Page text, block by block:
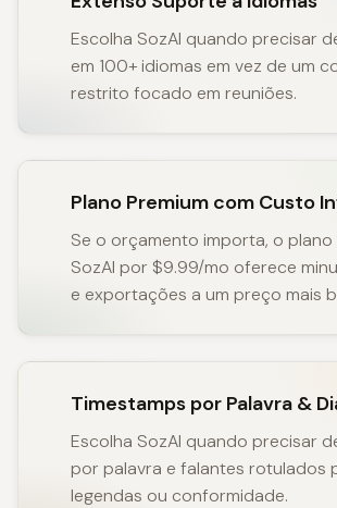
Escolha SozAI quando precisar
em 100+ idiomas em vez de um
restrito focado em reuniões.
Plano Premium com Custo
Se o orçamento importa, o plano
SozAI por $9.99/mo oferece
e exportações a um preço mais
Timestamps por Palavra &
Escolha SozAI quando precisar
por palavra e falantes rotulados
legendas ou conformidade.